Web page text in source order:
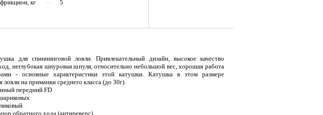
кг
— 5
для спиннинговой ловли. Привлекательный дизайн, высокое качество
неглубокая шнуровая шпуля, относительно небольшой вес, хорошая работа
- основные характеристики этой катушки. Катушка в этом размере
ловли на приманки среднего класса (до 30г).
передний FD
обратного хода (антиреверс)
для
Тент LAKER с каркасом для
...
Тент LAKER с каркасом для
...
...